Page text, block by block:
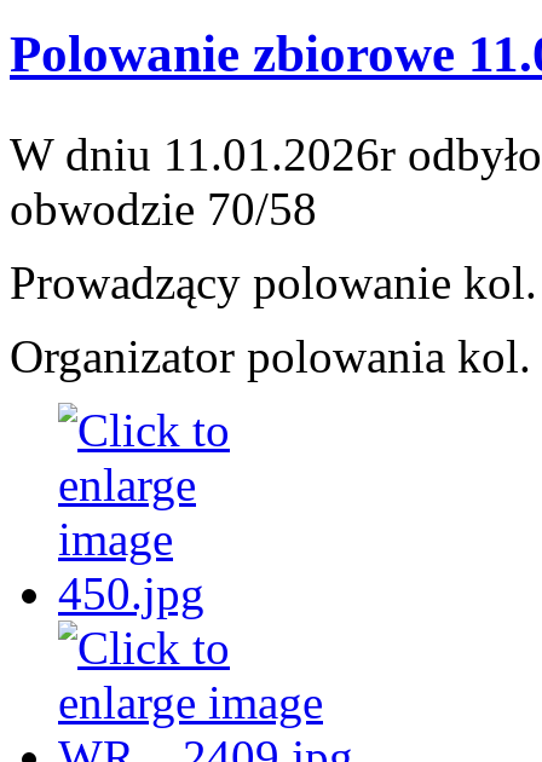
Polowanie zbiorowe
W dniu 11.01.2026r
obwodzie 70/58
Prowadzący polowanie
Organizator polowania